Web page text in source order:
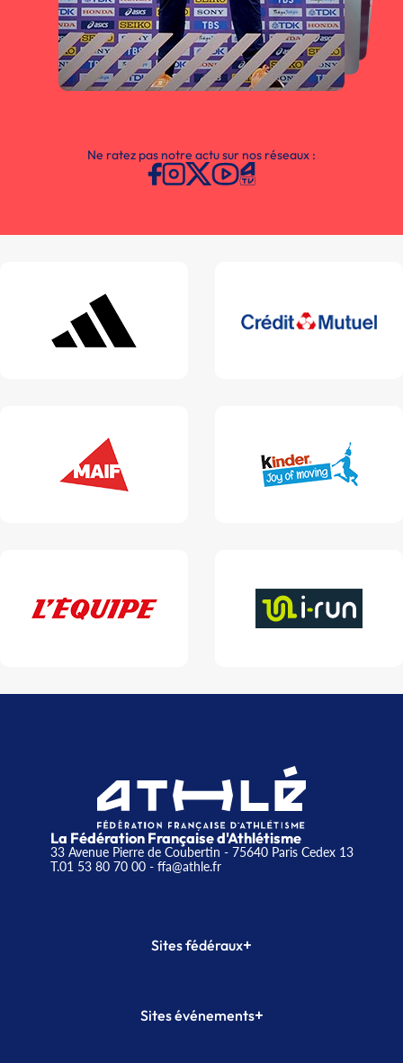
Ne ratez pas notre actu sur nos réseaux :
La Fédération Française d'Athlétisme
33 Avenue Pierre de Coubertin - 75640 Paris Cedex 13
T.01 53 80 70 00- ffa@athle.fr
Sites fédéraux+
Plateforme Formation
Sites événements+